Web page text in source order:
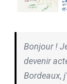
Bonjour !
devenir
Bordeaux,